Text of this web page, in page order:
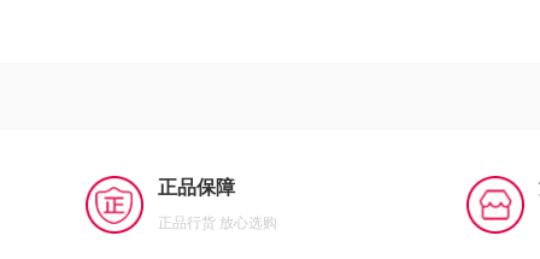
正品保障
正品行货 放心选购